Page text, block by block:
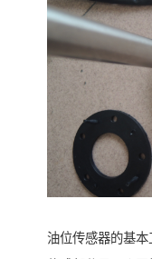
油位传感器的基本